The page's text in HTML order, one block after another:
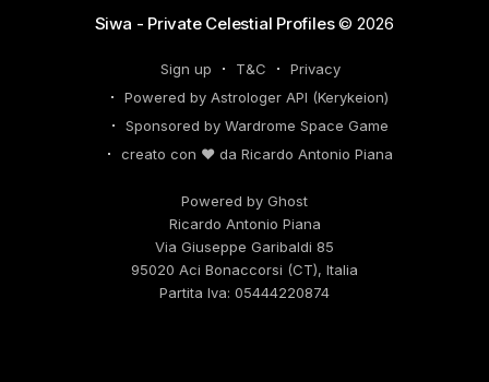
Siwa - Private Celestial Profiles© 2026
Sign up T&C
Privacy
Powered by Astrologer API (Kerykeion)
Sponsored by Wardrome Space Game
creato con ❤️ da Ricardo Antonio Piana
Powered by Ghost
Ricardo Antonio Piana
Via Giuseppe Garibaldi 85
95020 Aci Bonaccorsi (CT), Italia
Partita Iva: 05444220874